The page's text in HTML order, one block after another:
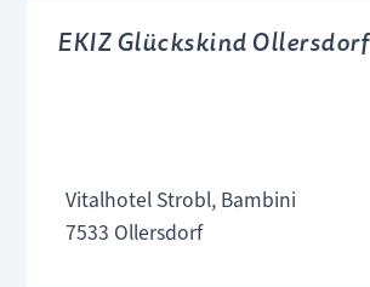
EKIZ Glückskind Ollersdorf
Vitalhotel Strobl, Bambini
7533 Ollersdorf